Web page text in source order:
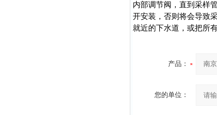
内部调节阀，直到采样
开安装，否则将会导致
就近的下水道，或把所
产品：
您的单位：